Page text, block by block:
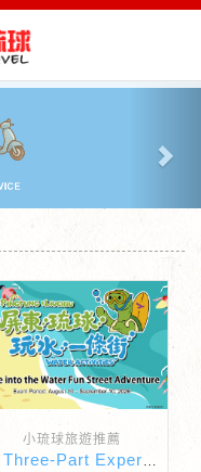
小琉球旅遊推薦